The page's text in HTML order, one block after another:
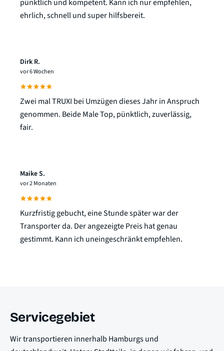
pünktlich und kompetent. Kann ich nur empfehlen,
ehrlich, schnell und super hilfsbereit.
Dirk R.
vor 6 Wochen
Zwei mal TRUXI bei Umzügen dieses Jahr in Anspruch
genommen. Beide Male Top, pünktlich, zuverlässig,
fair.
Maike S.
vor 2 Monaten
Kurzfristig gebucht, eine Stunde später war der
Transporter da. Der angezeigte Preis hat genau
gestimmt. Kann ich uneingeschränkt empfehlen.
Servicegebiet
Wir transportieren innerhalb Hamburgs und